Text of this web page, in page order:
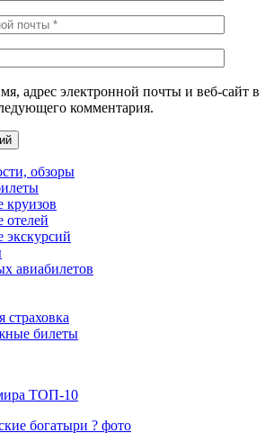
адрес электронной почты и веб-сайт в
комментария.
обзоры
круизов
отелей
экскурсий
авиабилетов
страховка
билеты
ТОП-10
богатыри ? фото